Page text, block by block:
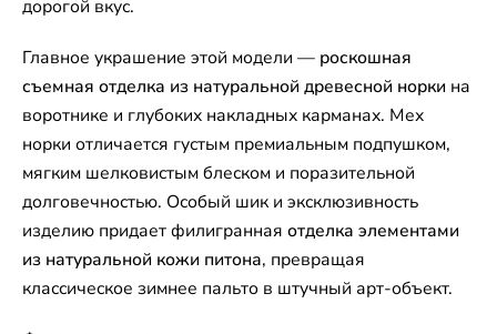
дорогой вкус.
Главное украшение этой модели — роскошная
съемная отделка из натуральной древесной норки на
воротнике и глубоких накладных карманах. Мех
норки отличается густым премиальным подпушком,
мягким шелковистым блеском и поразительной
долговечностью. Особый шик и эксклюзивность
изделию придает филигранная отделка элементами
из натуральной кожи питона, превращая
классическое зимнее пальто в штучный арт-объект.